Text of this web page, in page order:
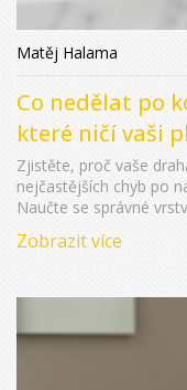
Matěj Halama
Co nedělat po
které ničí vaši
Zjistěte, proč vaše
nejčastějších chyb po
Naučte se správné
Zobrazit více